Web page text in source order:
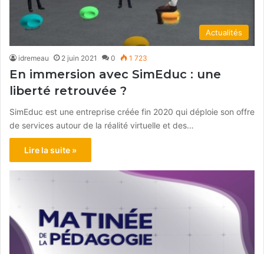
Actualités
idremeau 2 juin 2021 0 1 723
En immersion avec SimEduc : une
liberté retrouvée ?
SimEduc est une entreprise créée fin 2020 qui déploie son offre
de services autour de la réalité virtuelle et des…
Lire la suite »